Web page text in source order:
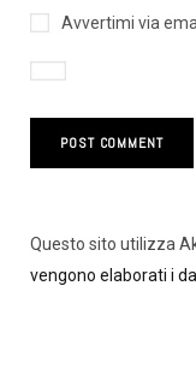
Avvertimi via
Questo sito utilizza
vengono elaborati i